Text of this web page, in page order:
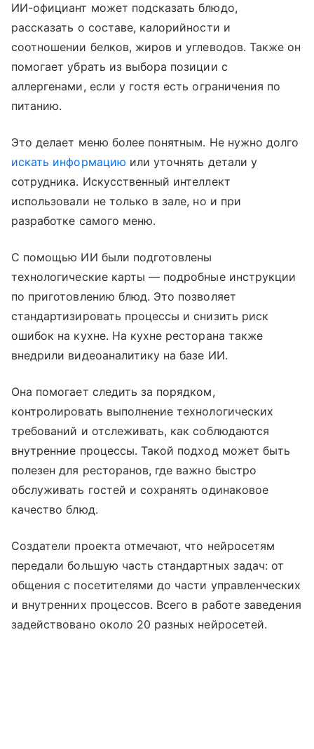
ИИ-официант может подсказать блюдо,
рассказать о составе, калорийности и
соотношении белков, жиров и углеводов. Также он
помогает убрать из выбора позиции с
аллергенами, если у гостя есть ограничения по
питанию.
Это делает меню более понятным. Не нужно долго
искать информацию или уточнять детали у
сотрудника. Искусственный интеллект
использовали не только в зале, но и при
разработке самого меню.
С помощью ИИ были подготовлены
технологические карты — подробные инструкции
по приготовлению блюд. Это позволяет
стандартизировать процессы и снизить риск
ошибок на кухне. На кухне ресторана также
внедрили видеоаналитику на базе ИИ.
Она помогает следить за порядком,
контролировать выполнение технологических
требований и отслеживать, как соблюдаются
внутренние процессы. Такой подход может быть
полезен для ресторанов, где важно быстро
обслуживать гостей и сохранять одинаковое
качество блюд.
Создатели проекта отмечают, что нейросетям
передали большую часть стандартных задач: от
общения с посетителями до части управленческих
и внутренних процессов. Всего в работе заведения
задействовано около 20 разных нейросетей.